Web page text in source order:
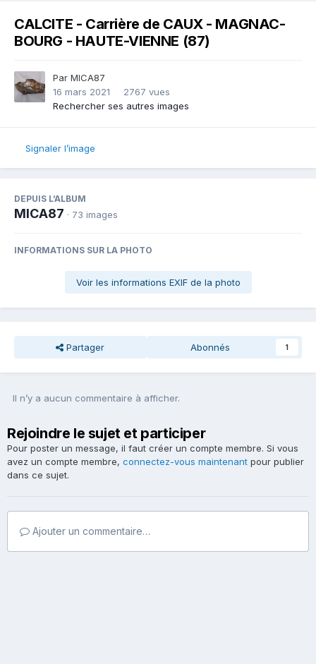
CALCITE - Carrière de CAUX - MAGNAC-
BOURG - HAUTE-VIENNE (87)
Par MICA87
16 mars 2021
2767 vues
Rechercher ses autres images
Signaler l’image
DEPUIS L’ALBUM
MICA87 · 73 images
INFORMATIONS SUR LA PHOTO
Voir les informations EXIF de la photo
Partager Abonnés 1
Il n’y a aucun commentaire à afficher.
Rejoindre le sujet et participer
Pour poster un message, il faut créer un compte membre. Si vous
avez un compte membre, connectez-vous maintenant pour publier
dans ce sujet.
Ajouter un commentaire…